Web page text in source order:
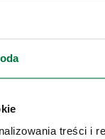
treści i